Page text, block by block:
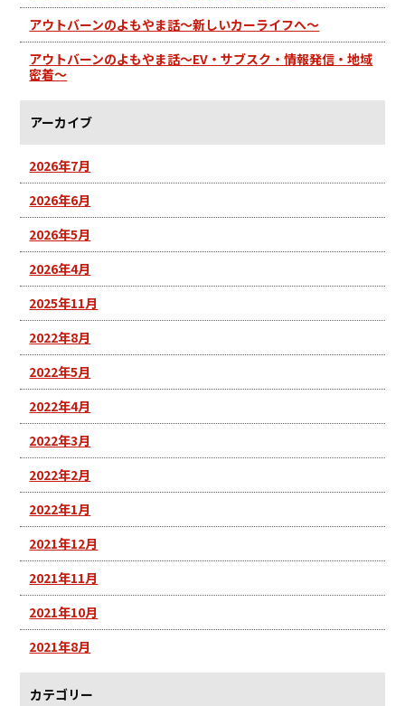
アウトバーンのよもやま話～新しいカーライフへ～
アウトバーンのよもやま話～EV・サブスク・情報発信・地域
密着～
アーカイブ
2026年7月
2026年6月
2026年5月
2026年4月
2025年11月
2022年8月
2022年5月
2022年4月
2022年3月
2022年2月
2022年1月
2021年12月
2021年11月
2021年10月
2021年8月
カテゴリー